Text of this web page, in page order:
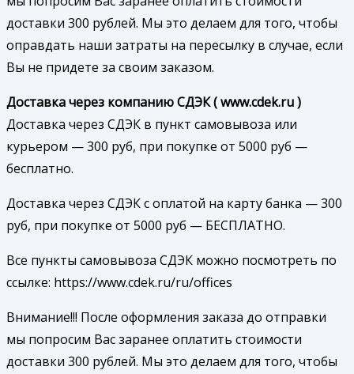
доставки 300 рублей. Мы это делаем для того, чтобы
оправдать наши затраты на пересылку в случае, если
Вы не придете за своим заказом.
Доставка через компанию СДЭК ( www.cdek.ru )
Доставка через СДЭК в пункт самовывоза или
курьером — 300 руб, при покупке от 5000 руб —
бесплатно.
Доставка через СДЭК с оплатой на карту банка — 300
руб, при покупке от 5000 руб — БЕСПЛАТНО.
Все пункты самовывоза СДЭК можно посмотреть по
ссылке: https://www.cdek.ru/ru/offices
Внимание!!! После оформления заказа до отправки
мы попросим Вас заранее оплатить стоимости
доставки 300 рублей. Мы это делаем для того, чтобы